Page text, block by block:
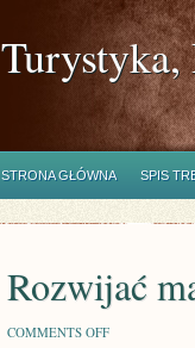
Turystyka,
STRONA GŁÓWNA SPIS
Rozwijać
COMMENTS OFFON